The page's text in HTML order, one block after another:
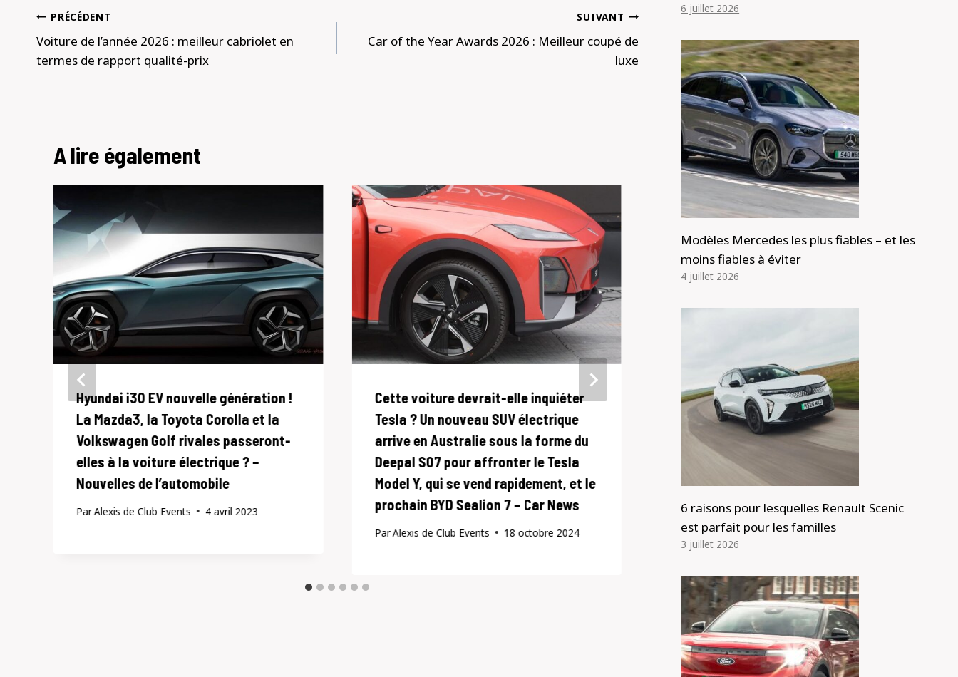
Navigation
de
l’article
PRÉCÉDENT
Voiture de l’année 2026 : meilleur cabriolet en
termes de rapport qualité-prix
SUIVANT
Car of the Year Awards 2026 : Meilleur coupé de
luxe
A lire également
Hyundai i30 EV nouvelle génération !
La Mazda3, la Toyota Corolla et la
Volkswagen Golf rivales passeront-
elles à la voiture électrique ? –
Nouvelles de l’automobile
ParAlexis de Club Events 4 avril 2023
Cette voiture devrait-elle inquiéter
Tesla ? Un nouveau SUV électrique
arrive en Australie sous la forme du
Deepal S07 pour affronter le Tesla
Model Y, qui se vend rapidement, et le
prochain BYD Sealion 7 – Car News
ParAlexis de Club Events 18 octobre 2024
L’avenir de la célèbre division M de
BMW est-il destiné à être des SUV
haut de gamme comme le XM 2023 ?
– Nouvelles de l’automobile
ParAlexis de Club Events 22 juillet 2023
6 juillet 2026
Modèles Mercedes les plus fiables – et les
moins fiables à éviter
4 juillet 2026
6 raisons pour lesquelles Renault Scenic
est parfait pour les familles
3 juillet 2026